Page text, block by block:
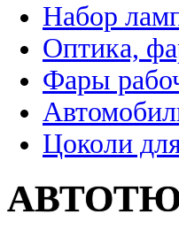
Набор
Оптика,
Фары
Цоколи